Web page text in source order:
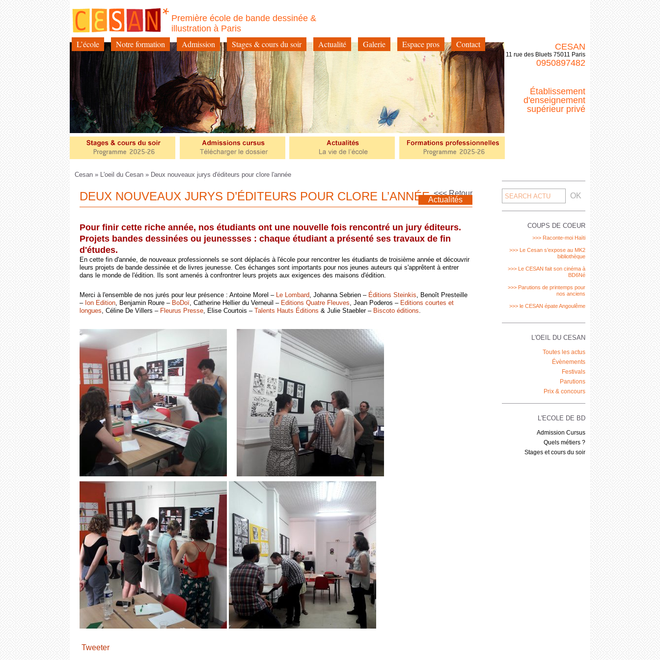
Première école de bande dessinée &
illustration à Paris
Aller
au
contenu
L’école Notre formation Admission Stages & cours du soir Actualité Galerie Espace pros Contact CESAN
11 rue des Bluets 75011 Paris
0950897482
Établissement
d'enseignement
supérieur privé
Cesan » L'oeil du Cesan » Deux nouveaux jurys d'éditeurs pour clore l'année
DEUX NOUVEAUX JURYS D’ÉDITEURS POUR CLORE L’ANNÉE <<< Retour
Actualités
Pour finir cette riche année, nos étudiants ont une nouvelle fois rencontré un jury éditeurs.
Projets bandes dessinées ou jeunessses : chaque étudiant a présenté ses travaux de fin
d'études.
En cette fin d'année, de nouveaux professionnels se sont déplacés à l'école pour rencontrer les étudiants de troisième année et découvrir
leurs projets de bande dessinée et de livres jeunesse. Ces échanges sont importants pour nos jeunes auteurs qui s'apprêtent à entrer
dans le monde de l'édition. Ils sont amenés à confrontrer leurs projets aux exigences des maisons d'édition.
Merci à l'ensemble de nos jurés pour leur présence : Antoine Morel – Le Lombard, Johanna Sebrien – Éditions Steinkis, Benoît Presteille
– Ion Edition, Benjamin Roure – BoDoï, Catherine Hellier du Verneuil – Editions Quatre Fleuves, Jean Poderos – Editions courtes et
longues, Céline De Villers – Fleurus Presse, Elise Courtois – Talents Hauts Éditions & Julie Staebler – Biscoto éditions.
Tweeter
Search
for:
COUPS DE COEUR
>>> Raconte-moi Haïti
>>> Le Cesan s’expose au MK2
bibliothèque
>>> Le CESAN fait son cinéma à
BD6Né
>>> Parutions de printemps pour
nos anciens
>>> le CESAN épate Angoulême
L'OEIL DU CESAN
Toutes les actus
Évènements
Festivals
Parutions
Prix & concours
L'ECOLE DE BD
Admission Cursus
Quels métiers ?
Stages et cours du soir